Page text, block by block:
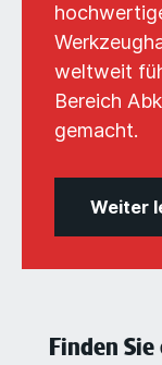
weltweit
Bereich
gemacht.
Weiter
Finden